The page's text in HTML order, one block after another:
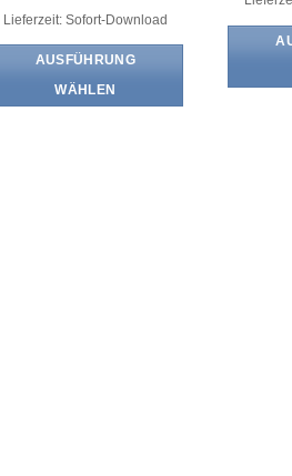
Lieferzeit: Sofort-Download
AUSFÜHRUNG
WÄHLEN